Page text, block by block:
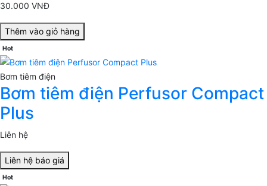
30.000 VNĐ
Thêm vào giỏ hàng
Hot
Bơm tiêm điện
Bơm tiêm điện Perfusor Compact
Plus
Liên hệ
Liên hệ báo giá
Hot